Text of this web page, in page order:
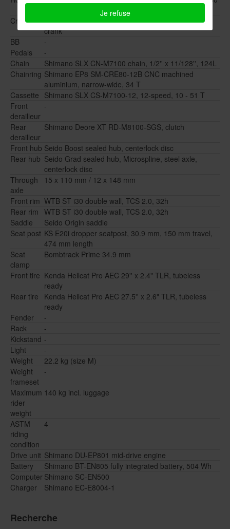
mm rear rotor with integrated speed sensor magnet
Crankset Shimano Deore XT FC-EM600 forged aluminium
crank
BB
-
Pedals
-
Chain
Shimano SLX CN-M7100 chain, 1/2'' x 11/128'', 124L
Chainring Shimano EP8 SM-CRE80-12B CNC machined
aluminium, narrow-wide, 34 T
Cassette Shimano SLX CS-M7100-12, 12-speed, 10 - 51 T
Front
derailleur
-
Rear
derailleur
Shimano Deore XT RD-M8100-SGS, clutch
Front hub Seido Boost sealed hub, centerlock disc
Rear hub Seido Grad sealed hub, Microspline, steel axle,
centerlock disc
Through
axle
15 x 110 mm / 12 x 148 mm
Front rim WTB ST i30 double wall, TCS 2.0, 32h
Rear rim WTB ST i30 double wall, TCS 2.0, 32h
Saddle
Seido Origin saddle
Seat post KS E20i dropper seatpost, 30.9 mm, 150 mm travel,
474 mm length
Seat
clamp
Bombtrack Prime 34.9 mm
Front tire Kenda Hellcat Pro AEC 29'' x 2.4" TLR, tubeless
ready
Rear tire
Kenda Hellcat Pro AEC 27.5'' x 2.6" TLR, tubeless
ready
Fender
-
Rack
-
Kickstand -
Light
-
Weight
22.2 kg (size M)
Weight
frameset
-
Maximum
rider
weight
140 kg incl. luggage
ASTM
riding
condition
4
Drive unit Shimano DU-EP801 mid-drive engine
Battery
Shimano BT-EN805 fully integrated battery, 504 Wh
Computer Shimano SC-EN500
Charger
Shimano EC-E8004-1
Recherche
Je refuse